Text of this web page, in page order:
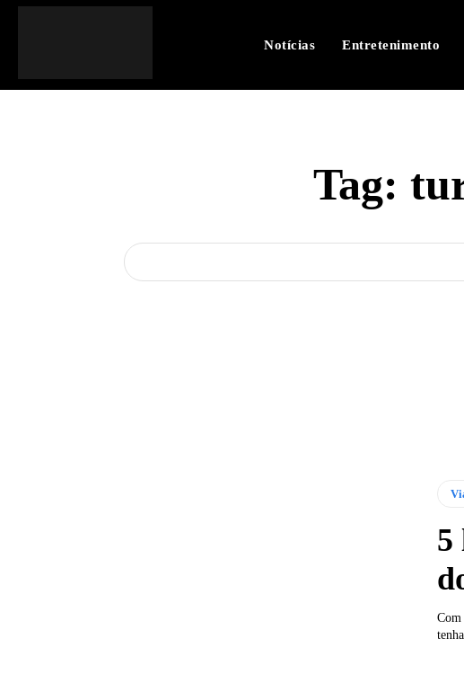
Notícias Entretenimento
Tag:
5
Com